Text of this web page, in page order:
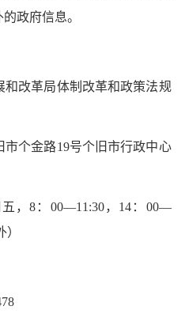
政府信息。
改革局体制改革和政策法规
个金路19号个旧市行政中心
8：00—11:30，14：00—